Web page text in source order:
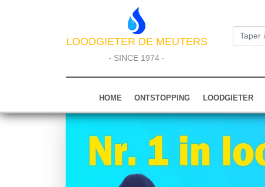
LOODGIETER DE MEUTERS
- SINCE 1974 -
HOME ONTSTOPPING LOODGIETER